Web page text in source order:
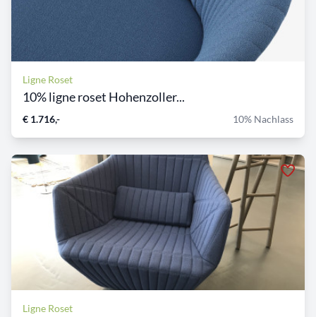
Ligne Roset
10% ligne roset Hohenzoller...
€ 1.716,- 10% Nachlass
Ligne Roset